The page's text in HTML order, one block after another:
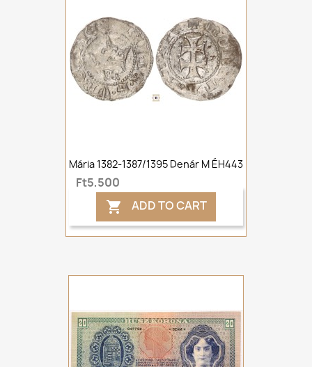
Mária 1382-1387/1395 Denár M ÉH443
Ft5,500
 ADD TO CART